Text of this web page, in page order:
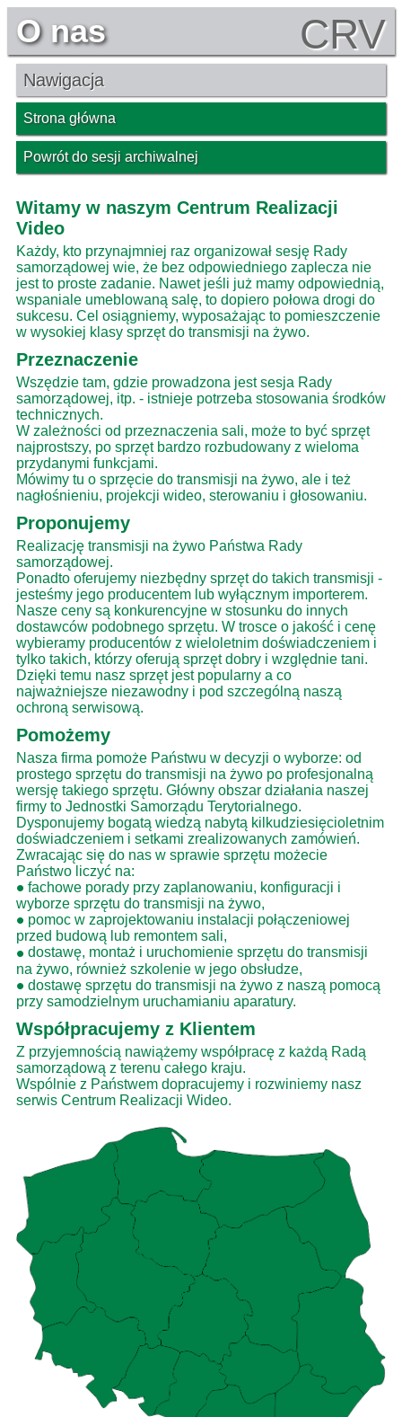
O nas CRV
Nawigacja
Strona główna
Powrót do sesji archiwalnej
Witamy w naszym Centrum Realizacji
Video
Każdy, kto przynajmniej raz organizował sesję Rady
samorządowej wie, że bez odpowiedniego zaplecza nie
jest to proste zadanie. Nawet jeśli już mamy odpowiednią,
wspaniale umeblowaną salę, to dopiero połowa drogi do
sukcesu. Cel osiągniemy, wyposażając to pomieszczenie
w wysokiej klasy sprzęt do transmisji na żywo.
Przeznaczenie
Wszędzie tam, gdzie prowadzona jest sesja Rady
samorządowej, itp. - istnieje potrzeba stosowania środków
technicznych.
W zależności od przeznaczenia sali, może to być sprzęt
najprostszy, po sprzęt bardzo rozbudowany z wieloma
przydanymi funkcjami.
Mówimy tu o sprzęcie do transmisji na żywo, ale i też
nagłośnieniu, projekcji wideo, sterowaniu i głosowaniu.
Proponujemy
Realizację transmisji na żywo Państwa Rady
samorządowej.
Ponadto oferujemy niezbędny sprzęt do takich transmisji -
jesteśmy jego producentem lub wyłącznym importerem.
Nasze ceny są konkurencyjne w stosunku do innych
dostawców podobnego sprzętu. W trosce o jakość i cenę
wybieramy producentów z wieloletnim doświadczeniem i
tylko takich, którzy oferują sprzęt dobry i względnie tani.
Dzięki temu nasz sprzęt jest popularny a co
najważniejsze niezawodny i pod szczególną naszą
ochroną serwisową.
Pomożemy
Nasza firma pomoże Państwu w decyzji o wyborze: od
prostego sprzętu do transmisji na żywo po profesjonalną
wersję takiego sprzętu. Główny obszar działania naszej
firmy to Jednostki Samorządu Terytorialnego.
Dysponujemy bogatą wiedzą nabytą kilkudziesięcioletnim
doświadczeniem i setkami zrealizowanych zamówień.
Zwracając się do nas w sprawie sprzętu możecie
Państwo liczyć na:
• fachowe porady przy zaplanowaniu, konfiguracji i
wyborze sprzętu do transmisji na żywo,
• pomoc w zaprojektowaniu instalacji połączeniowej
przed budową lub remontem sali,
• dostawę, montaż i uruchomienie sprzętu do transmisji
na żywo, również szkolenie w jego obsłudze,
• dostawę sprzętu do transmisji na żywo z naszą pomocą
przy samodzielnym uruchamianiu aparatury.
Współpracujemy z Klientem
Z przyjemnością nawiążemy współpracę z każdą Radą
samorządową z terenu całego kraju.
Wspólnie z Państwem dopracujemy i rozwiniemy nasz
serwis Centrum Realizacji Wideo.